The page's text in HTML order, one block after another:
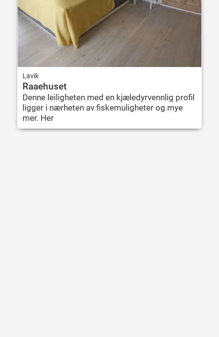
Lavik
Raaehuset
Denne leiligheten med en kjæledyrvennlig profil
ligger i nærheten av fiskemuligheter og mye
mer. Her